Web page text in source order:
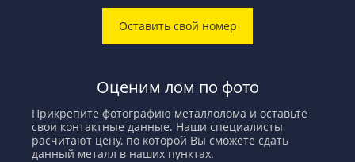
Оставить свой номер
Оценим лом по фото
Прикрепите фотографию металлолома и оставьте
свои контактные данные. Наши специалисты
расчитают цену, по которой Вы сможете сдать
данный металл в наших пунктах.